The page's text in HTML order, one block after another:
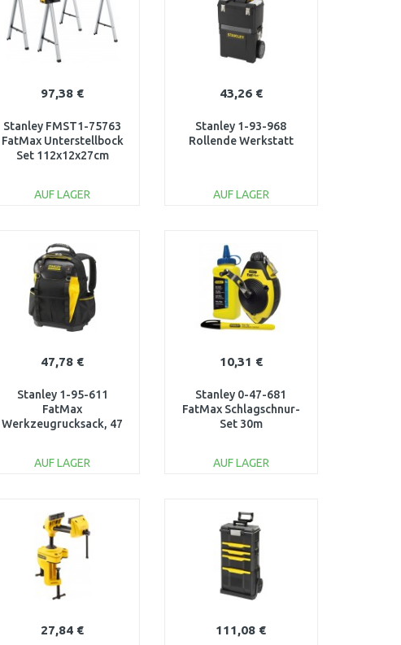
97,38 €
Stanley FMST1-75763
FatMax Unterstellbock
Set 112x12x27cm
AUF LAGER
Vergleichen
43,26 €
Stanley 1-93-968
Rollende Werkstatt
AUF LAGER
Vergleichen
47,78 €
Stanley 1-95-611
FatMax
Werkzeugrucksack, 47
AUF LAGER
Vergleichen
10,31 €
Stanley 0-47-681
FatMax Schlagschnur-
Set 30m
AUF LAGER
Vergleichen
27,84 € 111,08 €